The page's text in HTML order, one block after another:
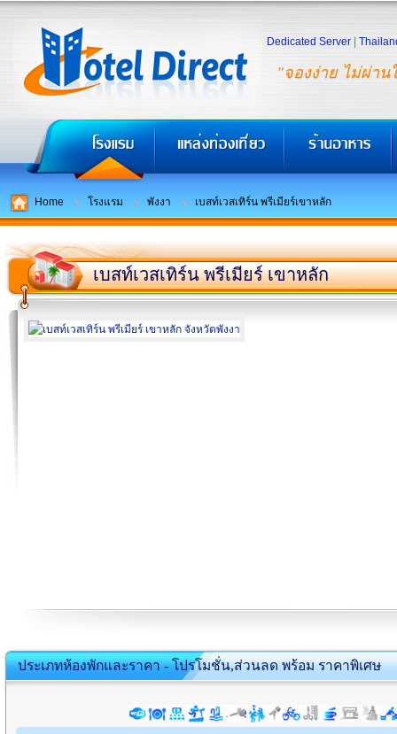
"จองง่าย ไม่ผ่าน
Dedicated Server
Home โรงแรม พังงา เบสท์เวสเทิร์น พรีเมียร์เขาหลัก
เบสท์เวสเทิร์น พรีเมียร์ เขาหลัก
ประเภทห้องพักและราคา - โปรโมชั่น,ส่วนลด พร้อม ราคาพิเศษ